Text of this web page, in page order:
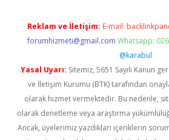
Reklam ve İletişim: E-mail:
forumhizmeti@gmail.com Whatsapp:
@karabul
Yasal Uyarı: Sitemiz, 5651 Sayılı Kanun
ve İletişim Kurumu (BTK) tarafından
olarak hizmet vermektedir. Bu nedenle,
olarak denetleme veya araştırma
Ancak, üyelerimiz yazdıkları içeriklerin